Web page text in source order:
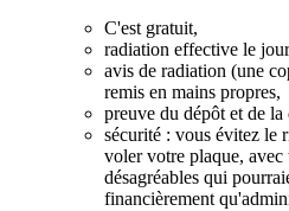
C'est gratuit,
radiation effective le
avis de radiation (une
remis en mains propres,
preuve du dépôt et de la
sécurité : vous évitez le
voler votre plaque, avec
désagréables qui
financièrement